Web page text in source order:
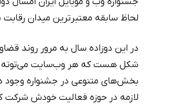
لحاظ سابقه معتبرترین میدان
در این دوزاده سال به مرور روند
شکل هست که هر وب‌سایت‌ می‌تونه
بخش‌های متنوعی در جشنواره وجود
لازمه در حوزه فعالیت خودش شرکت